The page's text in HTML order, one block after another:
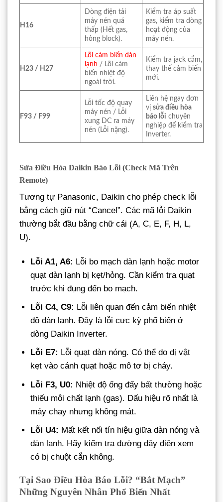
H16
Dòng điện tải
máy nén quá
thấp (Hết gas,
hỏng block).
Kiểm tra áp suất
gas, kiểm tra dòng
hoạt động của
máy nén.
H23 / H27
Lỗi cảm biến dàn
lạnh / Lỗi cảm
biến nhiệt độ
ngoài trời.
Kiểm tra jack cắm,
thay thế cảm biến
mới.
F93 / F99
Lỗi tốc độ quay
máy nén / Lỗi
xung DC ra máy
nén (Lỗi nặng).
Liên hệ ngay đơn
vịsửa điều hòa
báo lỗi chuyên
nghiệp để kiểm tra
Inverter.
Sửa Điều Hòa Daikin Báo Lỗi (Check Mã Trên
Remote)
Tương tự Panasonic, Daikin cho phép check lỗi
bằng cách giữ nút “Cancel”. Các mã lỗi Daikin
thường bắt đầu bằng chữ cái (A, C, E, F, H, L,
U).
Lỗi A1, A6: Lỗi bo mạch dàn lạnh hoặc motor
quạt dàn lạnh bị kẹt/hỏng. Cần kiểm tra quạt
trước khi đụng đến bo mạch.
Lỗi C4, C9: Lỗi liên quan đến cảm biến nhiệt
độ dàn lạnh. Đây là lỗi cực kỳ phổ biến ở
dòng Daikin Inverter.
Lỗi E7: Lỗi quạt dàn nóng. Có thể do dị vật
kẹt vào cánh quạt hoặc mô tơ bị cháy.
Lỗi F3, U0: Nhiệt độ ống đẩy bất thường hoặc
thiếu môi chất lạnh (gas). Dấu hiệu rõ nhất là
máy chạy nhưng không mát.
Lỗi U4: Mất kết nối tín hiệu giữa dàn nóng và
dàn lạnh. Hãy kiểm tra đường dây điện xem
có bị chuột cắn không.
Tại Sao Điều Hòa Báo Lỗi? “Bắt Mạch”
Những Nguyên Nhân Phổ Biến Nhất